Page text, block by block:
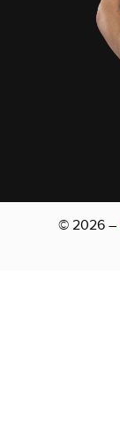
© 2026 –